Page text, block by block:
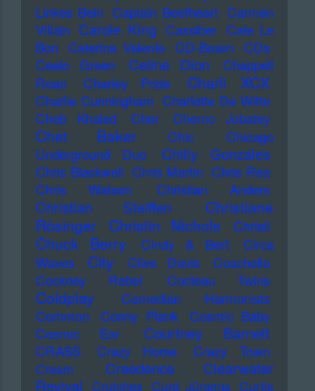
Linkes Bein Captain Beefheart Carmen
Villain Carole King Cassiber Cate Le
Bon
Caterina Valente CD-Boxen
CDs
Ceelo Green
Celine Dion
Chappell
Roan
Charley Pride Charli XCX
Charlie Cunningham Charlotte De Witte
Cheb Khaled
Cher Cherno Jobatey
Chet Baker Chic
Chicago
Underground Duo
Chilly Gonzales
Chris Blackwell Chris Martin Chris Rea
Chris Watson
Christian Anders
Christian Steiffen
Christiane
Rösinger
Christin Nichols Christl
Chuck Berry Cindy & Bert
Circa
Waves
City Clive Davis
Coachella
Cockney Rebel
Cocteau Twins
Coldplay
Comedian Harmonists
Common
Conny Plank
Cosmic Baby
Cosmic Ear
Courtney Barnett
CRASS Crazy Horse Crazy Town
Cream
Creedence Clearwater
Revival
Crutches Curd Jürgens Curtis